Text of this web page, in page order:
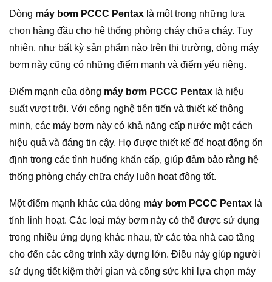
Dòng máy bơm PCCC Pentax là một trong những lựa
chọn hàng đầu cho hệ thống phòng cháy chữa cháy. Tuy
nhiên, như bất kỳ sản phẩm nào trên thị trường, dòng máy
bơm này cũng có những điểm mạnh và điểm yếu riêng.
Điểm mạnh của dòng máy bơm PCCC Pentax là hiệu
suất vượt trội. Với công nghệ tiên tiến và thiết kế thông
minh, các máy bơm này có khả năng cấp nước một cách
hiệu quả và đáng tin cậy. Họ được thiết kế để hoạt động ổn
định trong các tình huống khẩn cấp, giúp đảm bảo rằng hệ
thống phòng cháy chữa cháy luôn hoạt động tốt.
Một điểm mạnh khác của dòng máy bơm PCCC Pentax là
tính linh hoạt. Các loại máy bơm này có thể được sử dụng
trong nhiều ứng dụng khác nhau, từ các tòa nhà cao tầng
cho đến các công trình xây dựng lớn. Điều này giúp người
sử dụng tiết kiệm thời gian và công sức khi lựa chọn máy